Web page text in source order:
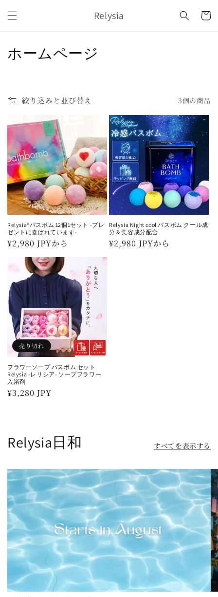
ンツに
進む
Relysia
ー
コ
シ
ョ
ン
:
ホームページ
絞り込みと並び替え 3個の商品
Relysia®バスボム 12個1セット -プレ
ゼントに喜ばれています-
通
価
¥2,980 JPYから
Relysia Night cool バスボム クール成
分 & 美容成分配合
通
¥2,980 JPYから
売り切れ
フラワーソープ バスボム セット
Relysia -レリシア- ソープフラワー
入浴剤
通
¥3,280 JPY
Relysia日和 すべてを表示する